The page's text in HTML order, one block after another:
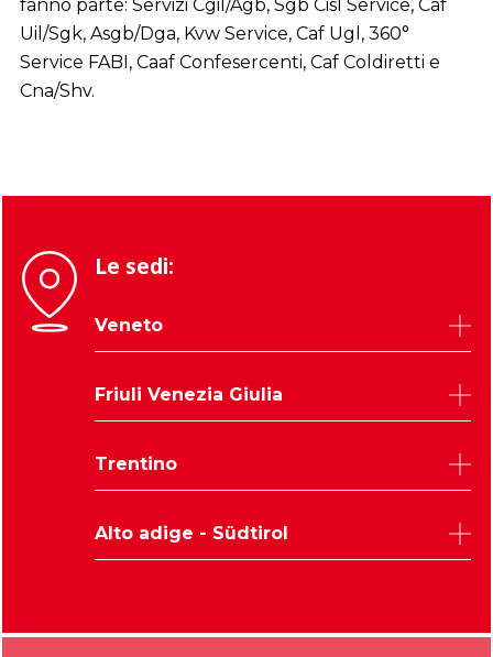
fanno parte: Servizi Cgil/Agb, Sgb Cisl Service, Caf
Uil/Sgk, Asgb/Dga, Kvw Service, Caf Ugl, 360°
Service FABI, Caaf Confesercenti, Caf Coldiretti e
Cna/Shv.
Le sedi:
Veneto
Belluno
Treviso
Verona
Vicenza
Friuli Venezia Giulia
Udine
Gorizia
Trentino
Trento
Alto adige - Südtirol